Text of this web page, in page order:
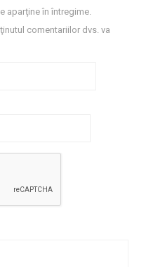
aparţine în întregime.
comentariilor dvs. va